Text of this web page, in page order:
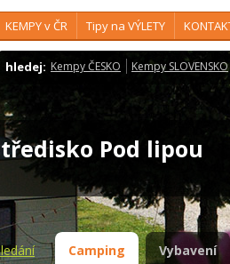
KEMPY v ČR Tipy na VÝLETY
hledej: Kempy ČESKO Kempy SLOVENSKO
Pod lipou
Camping Vybavení